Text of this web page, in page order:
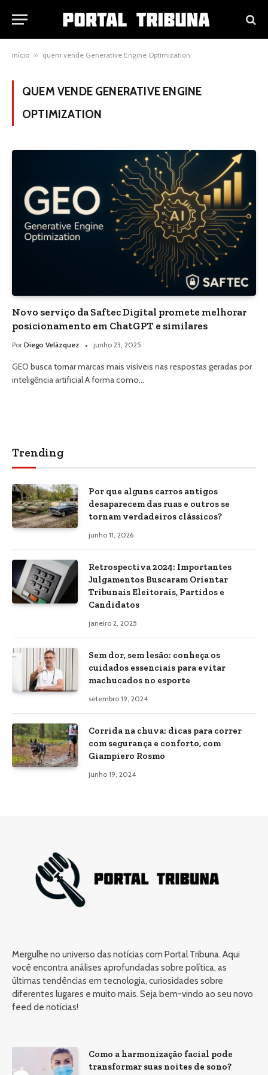
Início » quem vende Generative Engine Optimization
QUEM VENDE GENERATIVE ENGINE
OPTIMIZATION
Novo serviço da Saftec Digital promete melhorar
posicionamento em ChatGPT e similares
Por Diego Velázquez junho 23, 2025
GEO busca tornar marcas mais visíveis nas respostas geradas por
inteligência artificial A forma como…
Trending
Por que alguns carros antigos
desaparecem das ruas e outros se
tornam verdadeiros clássicos?
junho 11, 2026
Retrospectiva 2024: Importantes
Julgamentos Buscaram Orientar
Tribunais Eleitorais, Partidos e
Candidatos
janeiro 2, 2025
Sem dor, sem lesão: conheça os
cuidados essenciais para evitar
machucados no esporte
setembro 19, 2024
Corrida na chuva: dicas para correr
com segurança e conforto, com
Giampiero Rosmo
junho 19, 2024
Mergulhe no universo das notícias com Portal Tribuna. Aqui
você encontra análises aprofundadas sobre política, as
últimas tendências em tecnologia, curiosidades sobre
diferentes lugares e muito mais. Seja bem-vindo ao seu novo
feed de notícias!
Como a harmonização facial pode
transformar suas noites de sono?